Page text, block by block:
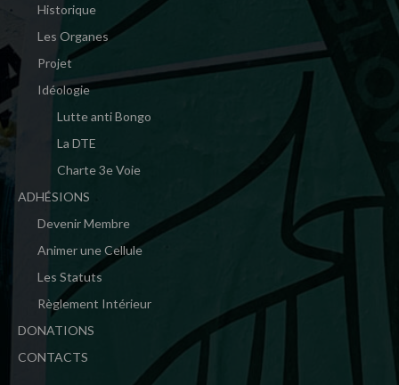
Historique
Les Organes
Projet
Idéologie
Lutte anti Bongo
La DTE
Charte 3e Voie
ADHÉSIONS
Devenir Membre
Animer une Cellule
Les Statuts
Règlement Intérieur
DONATIONS
CONTACTS